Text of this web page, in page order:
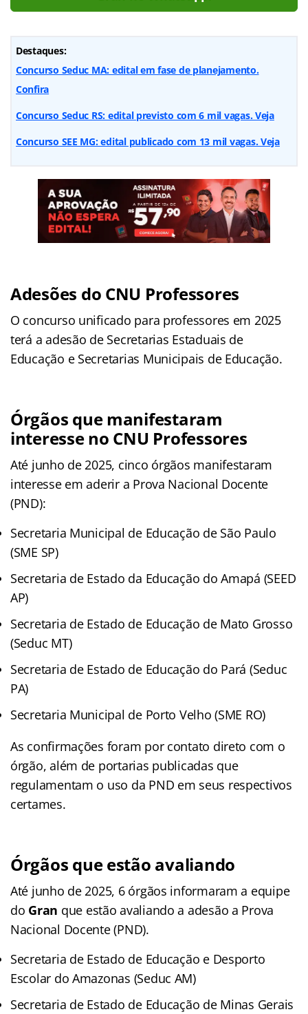
Destaques:
Concurso Seduc MA: edital em fase de planejamento.
Confira
Concurso Seduc RS: edital previsto com 6 mil vagas. Veja
Concurso SEE MG: edital publicado com 13 mil vagas. Veja
Adesões do CNU Professores
O concurso unificado para professores em 2025
terá a adesão de Secretarias Estaduais de
Educação e Secretarias Municipais de Educação.
Órgãos que manifestaram
interesse no CNU Professores
Até junho de 2025, cinco órgãos manifestaram
interesse em aderir a Prova Nacional Docente
(PND):
Secretaria Municipal de Educação de São Paulo
(SME SP)
Secretaria de Estado da Educação do Amapá (SEED
AP)
Secretaria de Estado de Educação de Mato Grosso
(Seduc MT)
Secretaria de Estado de Educação do Pará (Seduc
PA)
Secretaria Municipal de Porto Velho (SME RO)
As confirmações foram por contato direto com o
órgão, além de portarias publicadas que
regulamentam o uso da PND em seus respectivos
certames.
Órgãos que estão avaliando
Até junho de 2025, 6 órgãos informaram a equipe
do Gran que estão avaliando a adesão a Prova
Nacional Docente (PND).
Secretaria de Estado de Educação e Desporto
Escolar do Amazonas (Seduc AM)
Secretaria de Estado de Educação de Minas Gerais